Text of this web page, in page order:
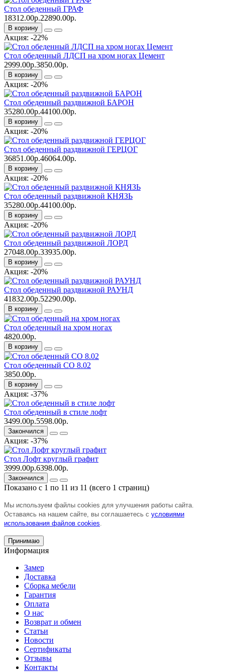
Стол обеденный ГРАФ
18312.00р.22890.00р.
В корзину
Акция: -22%
Стол обеденный ЛДСП на хром ногах Цемент
2999.00р.3850.00р.
В корзину
Акция: -20%
Стол обеденный раздвижной БАРОН
35280.00р.44100.00р.
В корзину
Акция: -20%
Стол обеденный раздвижной ГЕРЦОГ
36851.00р.46064.00р.
В корзину
Акция: -20%
Стол обеденный раздвижной КНЯЗЬ
35280.00р.44100.00р.
В корзину
Акция: -20%
Стол обеденный раздвижной ЛОРД
27048.00р.33935.00р.
В корзину
Акция: -20%
Стол обеденный раздвижной РАУНД
41832.00р.52290.00р.
В корзину
Стол обеденный на хром ногах
4820.00р.
В корзину
Стол обеденный СО 8.02
3850.00р.
В корзину
Акция: -37%
Стол обеденный в стиле лофт
3499.00р.5598.00р.
Закончился
Акция: -37%
Стол Лофт круглый графит
3999.00р.6398.00р.
Закончился
Показано с 1 по 11 из 11 (всего 1 страниц)
Мы используем файлы cookies для улучшения работы сайта.
Оставаясь на нашем сайте, вы соглашаетесь с условиями
использования файлов cookies
Принимаю
Информация
Замер
Доставка
Сборка мебели
Гарантия
Оплата
О нас
Возврат и обмен
Статьи
Новости
Сертификаты
Отзывы
Контакты